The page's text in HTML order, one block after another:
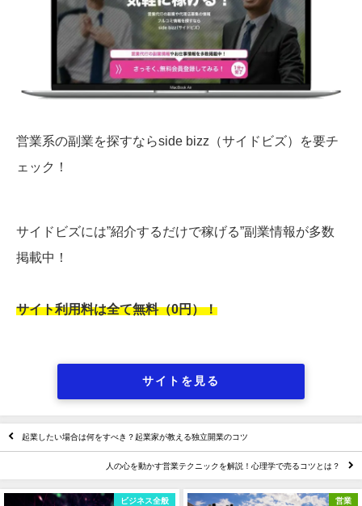
営業系の副業を探すならside bizz（サイドビズ）を要チ
ェック！
サイドビズには”紹介するだけで稼げる”副業情報が多数
掲載中！
サイト利用料は全て無料（0円）！
サイトを見る
起業したい場合は何をすべき？起業家が教える独立開業のコツ
人の心を動かす営業テクニックを解説！心理学で売るコツとは？
営業 ビジネス全般